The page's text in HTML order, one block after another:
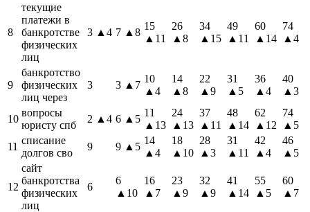
8
текущие
платежи в
банкротстве
физических
лиц
3 ▲4 7 ▲8
15
▲11
26
▲8
34
▲15
49
▲11
60
▲14
74
▲4
9
банкротство
физических
лиц через
3 3 ▲7
10
▲4
14
▲8
22
▲9
31
▲5
36
▲4
40
▲3
10
вопросы
юристу спб
2 ▲4 6 ▲5
11
▲13
24
▲13
37
▲11
48
▲14
62
▲12
74
▲5
11
списание
долгов сво
9 9 ▲5
14
▲4
18
▲10
28
▲3
31
▲11
42
▲4
46
▲5
12
сайт
банкротства
физических
лиц
6
6
▲10
16
▲7
23
▲9
32
▲9
41
▲14
55
▲5
60
▲7